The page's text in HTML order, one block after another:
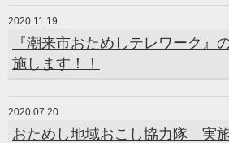
2020.11.19
『潮来市おためしテレワーク』
施します！！
2020.07.20
おためし地域おこし協力隊 実施